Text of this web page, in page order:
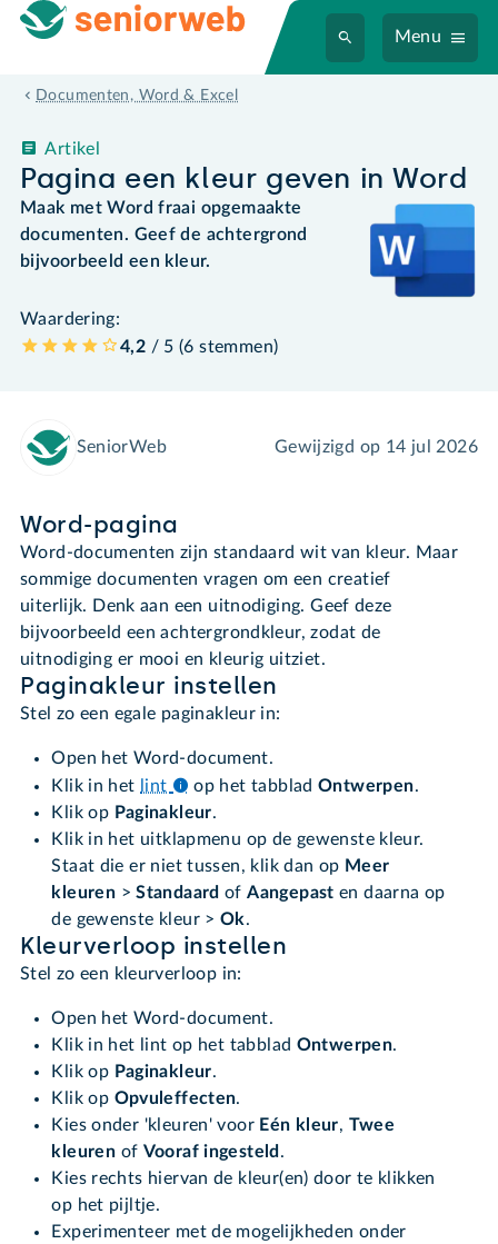
Menu
Documenten, Word & Excel
Pagina een kleur geven in Word
Artikel
Maak met Word fraai opgemaakte
documenten. Geef de achtergrond
bijvoorbeeld een kleur.
Waardering:
4,2 / 5 (6 stemmen)
SeniorWeb Gewijzigd op 14 jul 2026
Word-pagina
Word-documenten zijn standaard wit van kleur. Maar
sommige documenten vragen om een creatief
uiterlijk. Denk aan een uitnodiging. Geef deze
bijvoorbeeld een achtergrondkleur, zodat de
uitnodiging er mooi en kleurig uitziet.
Paginakleur instellen
Stel zo een egale paginakleur in:
Open het Word-document.
Klik in het
lint op het tabbladOntwerpen.
Klik op Paginakleur.
Klik in het uitklapmenu op de gewenste kleur.
Staat die er niet tussen, klik dan op Meer
kleuren >Standaard ofAangepast en daarna op
de gewenste kleur >Ok.
Kleurverloop instellen
Stel zo een kleurverloop in:
Open het Word-document.
Klik in het lint op het tabblad Ontwerpen.
Klik op Paginakleur.
Klik op Opvuleffecten.
Kies onder 'kleuren' voor Eén kleur, Twee
kleuren of Vooraf ingesteld .
Kies rechts hiervan de kleur(en) door te klikken
op het pijltje.
Experimenteer met de mogelijkheden onder